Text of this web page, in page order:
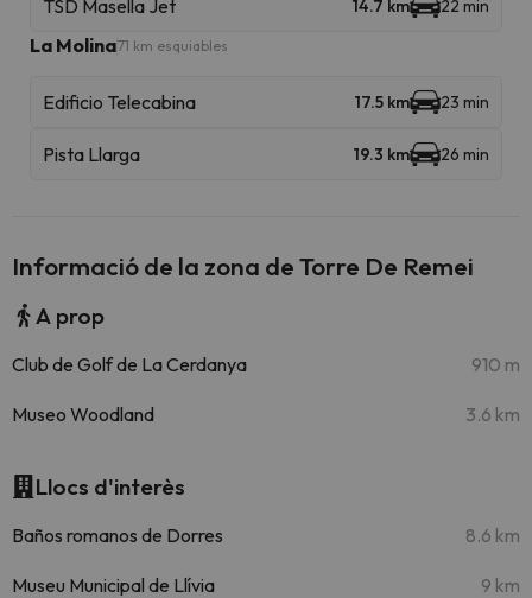
TSD Masella Jet 14.7 km 22 min
La Molina71 km esquiables
Edificio Telecabina 17.5 km 23 min
Pista Llarga 19.3 km 26 min
Informació de la zona de Torre De Remei
A prop
Club de Golf de La Cerdanya 910 m
Museo Woodland 3.6 km
Llocs d'interès
Baños romanos de Dorres 8.6 km
Museu Municipal de Llívia 9 km